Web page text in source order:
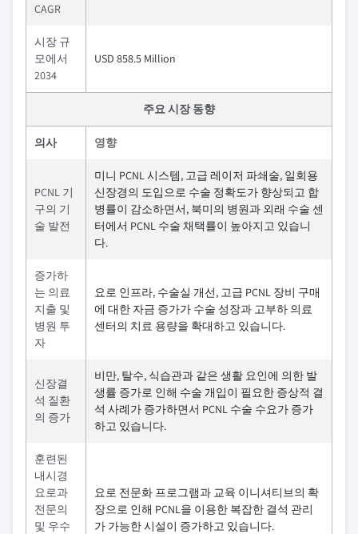
CAGR
시장 규
모에서
2034
USD 858.5 Million
주요 시장 동향
의사 영향
PCNL 기
구의 기
술 발전
미니 PCNL 시스템, 고급 레이저 파쇄술, 일회용
신장경의 도입으로 수술 정확도가 향상되고 합
병률이 감소하면서, 북미의 병원과 외래 수술 센
터에서 PCNL 수술 채택률이 높아지고 있습니
다.
증가하
는 의료
지출 및
병원 투
자
요로 인프라, 수술실 개선, 고급 PCNL 장비 구매
에 대한 자금 증가가 수술 성장과 고부하 의료
센터의 치료 용량을 확대하고 있습니다.
신장결
석 질환
의 증가
비만, 탈수, 식습관과 같은 생활 요인에 의한 발
생률 증가로 인해 수술 개입이 필요한 증상적 결
석 사례가 증가하면서 PCNL 수술 수요가 증가
하고 있습니다.
훈련된
내시경
요로과
전문의
및 우수
요로 전문화 프로그램과 교육 이니셔티브의 확
장으로 인해 PCNL을 이용한 복잡한 결석 관리
가 가능한 시설이 증가하고 있습니다.